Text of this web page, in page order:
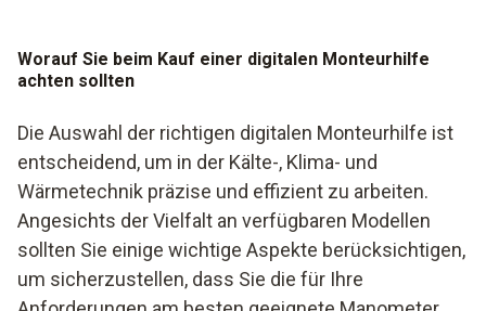
Worauf Sie beim Kauf einer digitalen Monteurhilfe
achten sollten
Die Auswahl der richtigen digitalen Monteurhilfe ist
entscheidend, um in der Kälte-, Klima- und
Wärmetechnik präzise und effizient zu arbeiten.
Angesichts der Vielfalt an verfügbaren Modellen
sollten Sie einige wichtige Aspekte berücksichtigen,
um sicherzustellen, dass Sie die für Ihre